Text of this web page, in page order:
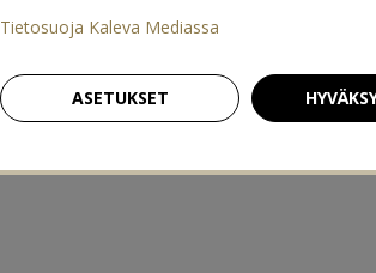
Tietosuoja Kaleva Mediassa
ASETUKSET